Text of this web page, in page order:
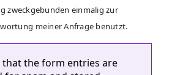
zweckgebunden einmalig zur
meiner Anfrage benutzt.
that the form entries are